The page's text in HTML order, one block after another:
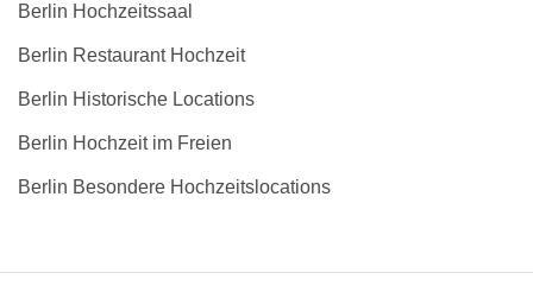
Berlin Hochzeitssaal
Berlin Restaurant Hochzeit
Berlin Historische Locations
Berlin Hochzeit im Freien
Berlin Besondere Hochzeitslocations